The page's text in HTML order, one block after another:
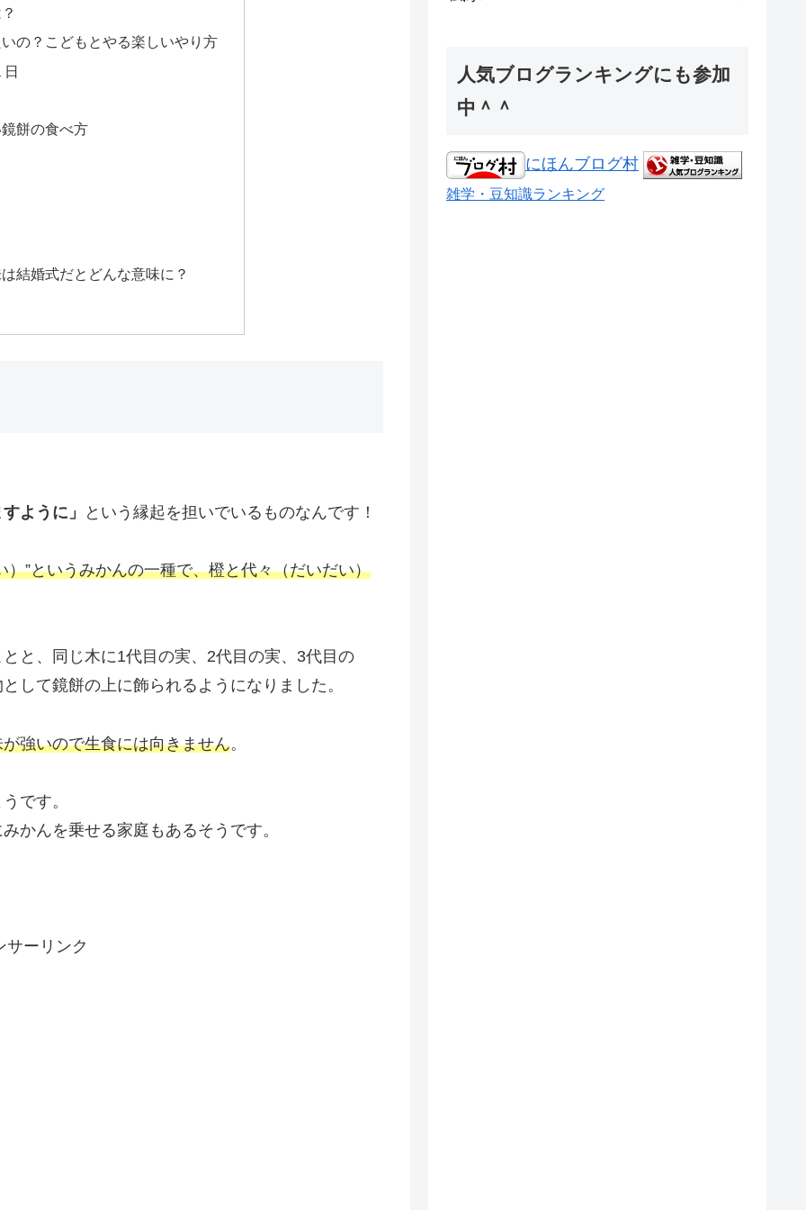
の？こどもとやる楽しいやり方
日
餅の食べ方
結婚式だとどんな意味に？
ように」 という縁起を担いでいるものなんです！
”というみかんの一種で、橙と代々（だいだい）
と、同じ木に1代目の実、2代目の実、3代目の
して鏡餅の上に飾られるようになりました。
強いので生食には向きません。
です。
かんを乗せる家庭もあるそうです。
サーリンク
人気ブログランキングにも参加
中＾＾
にほんブログ村
雑学・豆知識ランキング